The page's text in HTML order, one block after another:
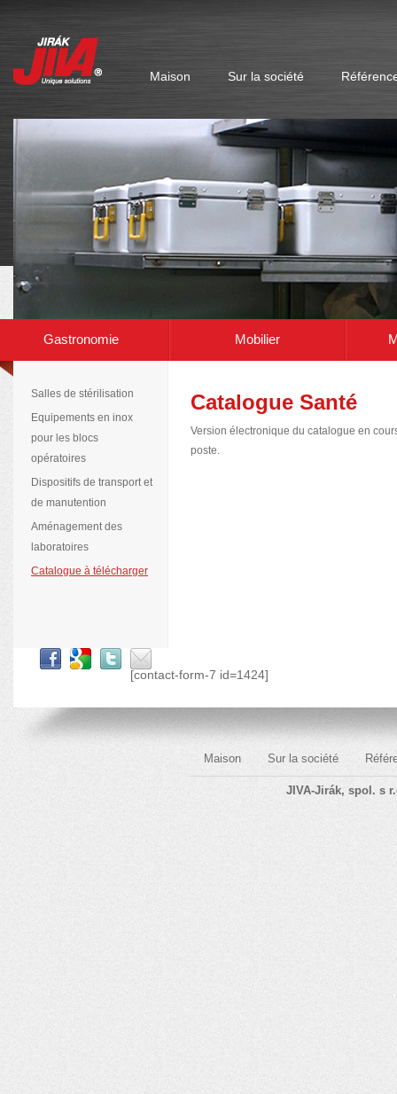
Maison Sur la société
Gastronomie Mobilier
Catalogue Santé
Version électronique du catalogue en
poste.
Salles de stérilisation
Equipements en inox
pour les blocs
opératoires
Dispositifs de transport et
de manutention
Aménagement des
laboratoires
Catalogue à télécharger
[contact-form-7 id=1424]
Maison Sur la société
JIVA-Jirák, spol. s